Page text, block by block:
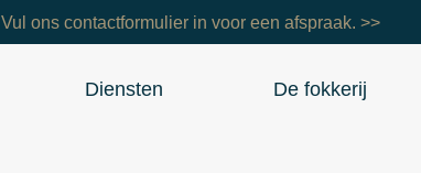
Vul ons contactformulier in voor een afspraak. >>
Diensten De fokkerij